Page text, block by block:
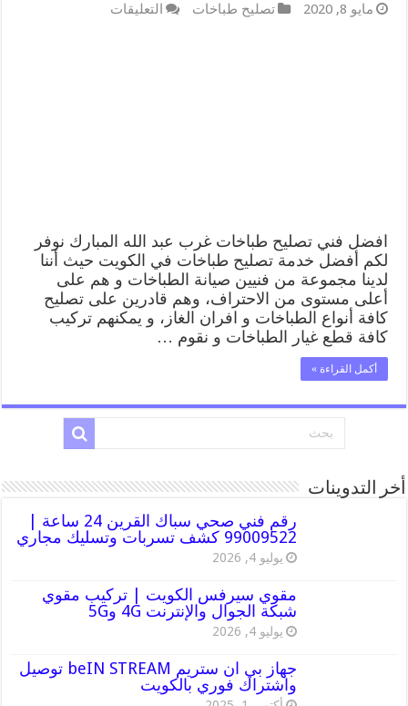
مايو 8, 2020 تصليح طباخات التعليقات
الله
المبارك
بارخص
الاسعار
مغلقة
افضل فني تصليح طباخات غرب عبد الله المبارك نوفر
لكم أفضل خدمة تصليح طباخات في الكويت حيث أننا
لدينا مجموعة من فنيين صيانة الطباخات و هم على
أعلى مستوى من الاحتراف، وهم قادرين على تصليح
كافة أنواع الطباخات و افران الغاز، و يمكنهم تركيب
كافة قطع غيار الطباخات و نقوم …
أكمل القراءة »
أخر التدوينات
رقم فني صحي سباك القرين 24 ساعة |
99009522 كشف تسربات وتسليك مجاري
يوليو 4, 2026
مقوي سيرفس الكويت | تركيب مقوي
شبكة الجوال والإنترنت 4G و5G
يوليو 4, 2026
جهاز بي ان ستريم beIN STREAM توصيل
واشتراك فوري بالكويت